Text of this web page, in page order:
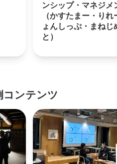
ンシップ・マネジメ
（かすたまー・りれ
ょんしっぷ・まねじ
と）
コンテンツ